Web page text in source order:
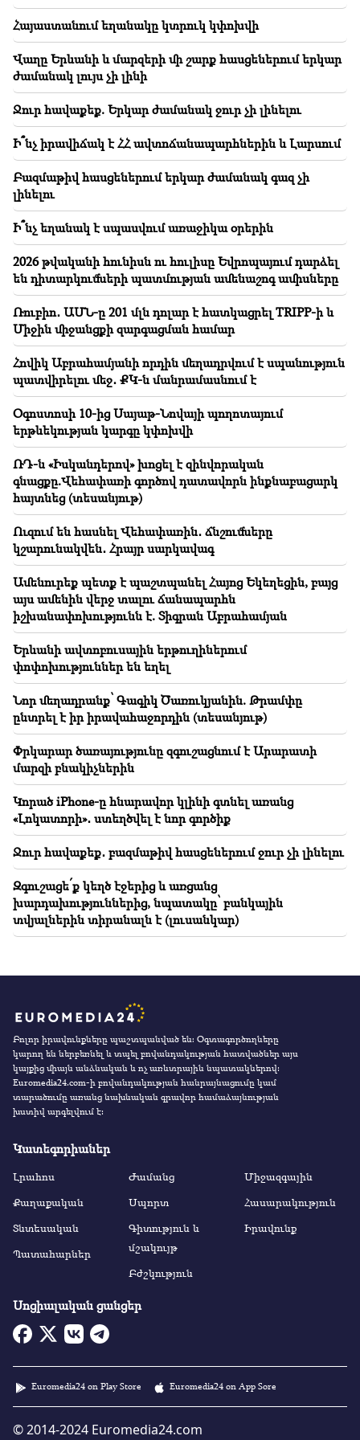
Օդեսան դարձել է ռուսաստանյան գիշերային
զանգվածային հարձակման հիմնական թիրախը.
Կան զոհեր
12:34
Ի՞նչ իրավիճակ է ՀՀ ավտոճանապարհներին և
Լարսում
12:09
Մարտաֆիլմ հիշեցնող ծեծկռտուք Դաշտավան
գյուղում. կա 10-ից ավելի վիրավոր
12:00
11 տարի առանց մազ կտրելու. Հնդկաստանի
բնակչուհին սահմանել է մազերի երկարության
համաշխարհային ռեկորդ
11:34
Գիտնականները հայտնաբերել են սունկ, որը
տարբեր երկրների մարդկանց մոտ առաջացնում է
միանման հալյուցինացիաներ
11:00
Ո՛չ ուսուցչի փոխարեն. բացահայտվել է ռոբոտների
իդեալական դերը դպրոցում
10:34
Գիտնականները երգեցիկ թռչունների մոտ
հայտնաբերել են մարդկային լեզվի առանցքային
հատկանիշներից մեկը
Ամենահազվադեպ տեսարանը․ Ավստրալիայի
ափերի մոտ դրոնը նկարահանել է սապատավոր
կետի ծնունդը (տեսանյութ)
01:49
Արգամ Աբրահամյանը երկու ամսով կալանավորվել
է
00:17
Բազմաթիվ հասցեներում երկար ժամանակ գազ չի
լինելու
Հայաստանում եղանակը կտրուկ կփոխվի
Վաղը Երևանի և մարզերի մի շարք հասցեներում երկար
ժամանակ լույս չի լինի
Ջուր հավաքեք. Երկար ժամանակ ջուր չի լինելու
Ի՞նչ իրավիճակ է ՀՀ ավտոճանապարհներին և Լարսում
Բազմաթիվ հասցեներում երկար ժամանակ գազ չի
լինելու
Ի՞նչ եղանակ է սպասվում առաջիկա օրերին
2026 թվականի հունիսն ու հուլիսը Եվրոպայում դարձել
են դիտարկումների պատմության ամենաշոգ ամիսները
Ռուբիո․ ԱՄՆ-ը 201 մլն դոլար է հատկացրել TRIPP-ի և
Միջին միջանցքի զարգացման համար
Հովիկ Աբրահամյանի որդին մեղադրվում է սպանություն
պատվիրելու մեջ․ ՔԿ-ն մանրամասնում է
Օգոստոսի 10-ից Սայաթ-Նովայի պողոտայում
երթևեկության կարգը կփոխվի
ՌԴ-ն «Իսկանդերով» խոցել է զինվորական
գնացքը.Վեհափառի գործով դատավորն ինքնաբացարկ
հայտնեց (տեսանյութ)
Ուզում են հասնել Վեհափառին․ ճնշումները
կշարունակվեն․ Հրայր սարկավագ
Ամենուրեք պետք է պաշտպանել Հայոց Եկեղեցին, բայց
այս ամենին վերջ տալու ճանապարհն
իշխանափոխությունն է. Տիգրան Աբրահամյան
Երևանի ավտոբուսային երթուղիներում
փոփոխություններ են եղել
Նոր մեղադրանք՝ Գագիկ Ծառուկյանին. Թրամփը
ընտրել է իր իրավահաջորդին (տեսանյութ)
Փրկարար ծառայությունը զգուշացնում է Արարատի
մարզի բնակիչներին
Կորած iPhone-ը հնարավոր կլինի գտնել առանց
«Լոկատորի»․ ստեղծվել է նոր գործիք
Ջուր հավաքեք․ բազմաթիվ հասցեներում ջուր չի լինելու
Զգուշացե՛ք կեղծ էջերից և առցանց
խարդախություններից, նպատակը՝ բանկային
տվյալներին տիրանալն է (լուսանկար)
Բոլոր իրավունքները պաշտպանված են։ Օգտագործողները
կարող են ներբեռնել և տպել բովանդակության հատվածներ այս
կայքից միայն անձնական և ոչ առևտրային նպատակներով:
Euromedia24.com-ի բովանդակության հանրայնացումը կամ
տարածումը առանց նախնական գրավոր համաձայնության
խստիվ արգելվում է:
Կատեգորիաներ
Լրահոս
Քաղաքական
Տնտեսական
Պատահարներ
Ժամանց
Սպորտ
Գիտություն և
մշակույթ
Բժշկություն
Միջազգային
Հասարակություն
Իրավունք
Սոցիալական ցանցեր
© 2014-2024 Euromedia24.com
Euromedia24 on Play Store Euromedia24 on App Sore